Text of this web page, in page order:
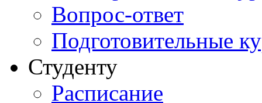
Вопрос-ответ
Подготовительные
Студенту
Расписание